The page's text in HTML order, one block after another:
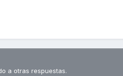
a otras respuestas.